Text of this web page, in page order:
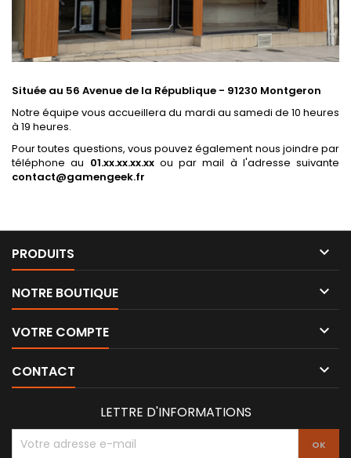
Située au 56 Avenue de la République - 91230 Montgeron
Notre équipe vous accueillera du mardi au samedi de 10 heures
à 19 heures.
Pour toutes questions, vous pouvez également nous joindre par
téléphone au 01.xx.xx.xx.xxou par mail à l'adresse suivante
contact@gamengeek.fr
PRODUITS 
NOTRE BOUTIQUE 
VOTRE COMPTE 
CONTACT 
LETTRE D'INFORMATIONS